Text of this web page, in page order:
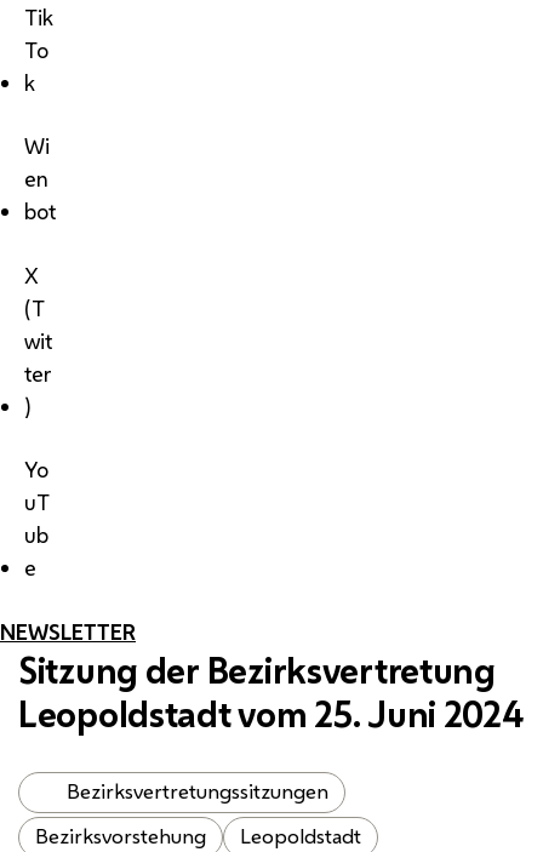
Tik
To
k
Wi
en
bot
X
(T
wit
ter
)
Yo
uT
ub
e
NEWSLETTER
Sitzung der Bezirksvertretung
Leopoldstadt vom 25. Juni 2024
Bezirksvertretungssitzungen
Bezirksvorstehung
Leopoldstadt